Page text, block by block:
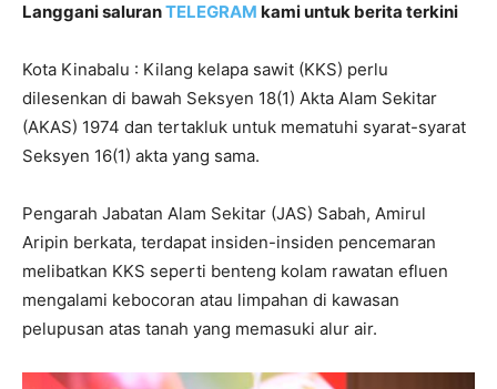
Langgani saluranTELEGRAM kami untuk berita terkini
Kota Kinabalu : Kilang kelapa sawit (KKS) perlu
dilesenkan di bawah Seksyen 18(1) Akta Alam Sekitar
(AKAS) 1974 dan tertakluk untuk mematuhi syarat-syarat
Seksyen 16(1) akta yang sama.
Pengarah Jabatan Alam Sekitar (JAS) Sabah, Amirul
Aripin berkata, terdapat insiden-insiden pencemaran
melibatkan KKS seperti benteng kolam rawatan efluen
mengalami kebocoran atau limpahan di kawasan
pelupusan atas tanah yang memasuki alur air.